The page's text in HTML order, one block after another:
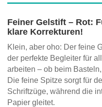
Feiner Gelstift – Rot:
klare Korrekturen!
Klein, aber oho: Der feine
der perfekte Begleiter für
arbeiten – ob beim
Die feine Spitze sorgt für
Schriftzüge, während die
Papier gleitet.